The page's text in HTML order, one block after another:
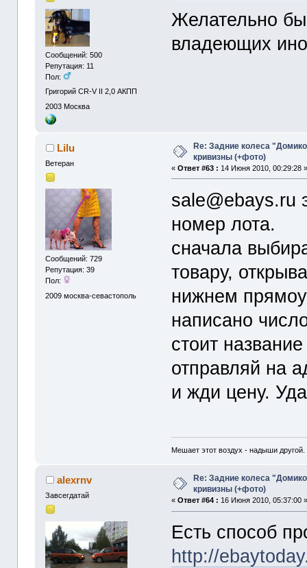
Сообщений: 500
Репутация: 11
Пол:
Григорий CR-V II 2,0 АКПП
2003 Москва
Желательно
владеющих
Lilu
Ветеран
Сообщений: 729
Репутация: 39
Пол:
2009 москва-севастополь
Re: Задние колеса
кривизны (+фото)
«Ответ #63 : 14 Июня 2010, 00:29:28
sale@ebays.ru
номер лота.
сначала
товару,
нижнем
написано
стоит
отправляй на
и жди цену.
Мешает этот воздух - надыши
alexrnv
Завсегдатай
Re: Задние колеса
кривизны (+фото)
«Ответ #64 : 16 Июня 2010, 05:37:00
Есть способ
http://